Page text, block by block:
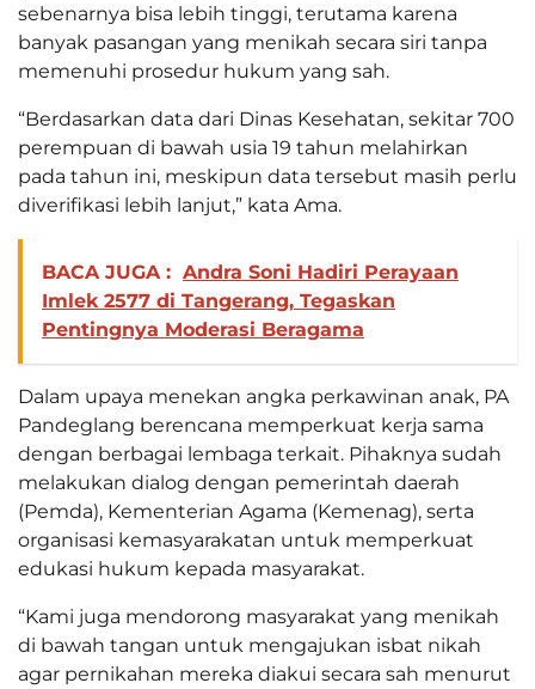
sebenarnya bisa lebih tinggi, terutama karena
banyak pasangan yang menikah secara siri tanpa
memenuhi prosedur hukum yang sah.
“Berdasarkan data dari Dinas Kesehatan, sekitar 700
perempuan di bawah usia 19 tahun melahirkan
pada tahun ini, meskipun data tersebut masih perlu
diverifikasi lebih lanjut,” kata Ama.
BACA JUGA : Andra Soni Hadiri Perayaan
Imlek 2577 di Tangerang, Tegaskan
Pentingnya Moderasi Beragama
Dalam upaya menekan angka perkawinan anak, PA
Pandeglang berencana memperkuat kerja sama
dengan berbagai lembaga terkait. Pihaknya sudah
melakukan dialog dengan pemerintah daerah
(Pemda), Kementerian Agama (Kemenag), serta
organisasi kemasyarakatan untuk memperkuat
edukasi hukum kepada masyarakat.
“Kami juga mendorong masyarakat yang menikah
di bawah tangan untuk mengajukan isbat nikah
agar pernikahan mereka diakui secara sah menurut